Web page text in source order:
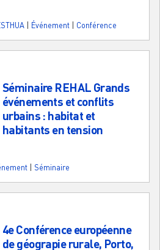
Événement Conférence
Séminaire REHAL Grands
événements et conflits
urbains : habitat et
habitants en tension
Séminaire
4e Conférence européenne
de géograpie rurale, Porto,